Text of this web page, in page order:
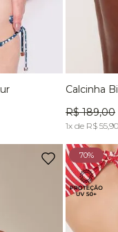
P
Calcinha
R$ 189,00
1x de R$ 55,90
70%